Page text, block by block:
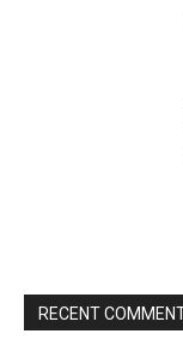
RECENT